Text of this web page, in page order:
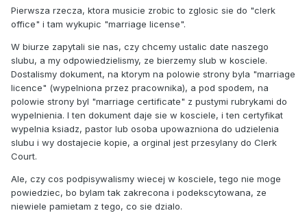
Pierwsza rzecza, ktora musicie zrobic to zglosic sie do "clerk
office" i tam wykupic "marriage license".
W biurze zapytali sie nas, czy chcemy ustalic date naszego
slubu, a my odpowiedzielismy, ze bierzemy slub w kosciele.
Dostalismy dokument, na ktorym na polowie strony byla "marriage
licence" (wypelniona przez pracownika), a pod spodem, na
polowie strony byl "marriage certificate" z pustymi rubrykami do
wypelnienia. I ten dokument daje sie w kosciele, i ten certyfikat
wypelnia ksiadz, pastor lub osoba upowazniona do udzielenia
slubu i wy dostajecie kopie, a orginal jest przesylany do Clerk
Court.
Ale, czy cos podpisywalismy wiecej w kosciele, tego nie moge
powiedziec, bo bylam tak zakrecona i podekscytowana, ze
niewiele pamietam z tego, co sie dzialo.